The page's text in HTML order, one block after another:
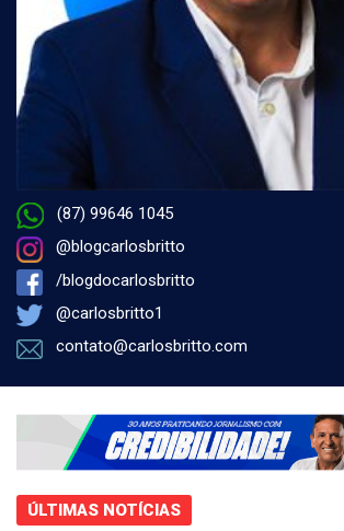
(87) 99646 1045
@blogcarlosbritto
/blogdocarlosbritto
@carlosbritto1
contato@carlosbritto.com
ÚLTIMAS NOTÍCIAS